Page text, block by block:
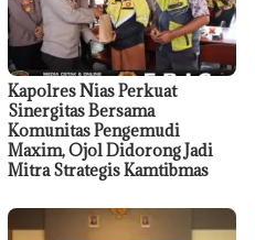
Kapolres Nias Perkuat
Sinergitas Bersama
Komunitas Pengemudi
Maxim, Ojol Didorong Jadi
Mitra Strategis Kamtibmas